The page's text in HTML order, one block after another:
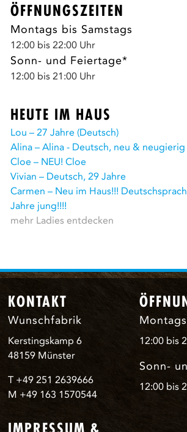
ÖFFNUNGSZEITEN
Montags bis Samstags
12:00 bis 22:00 Uhr
Sonn- und Feiertage*
12:00 bis 21:00 Uhr
HEUTE IM HAUS
Lou – 27 Jahre (Deutsch)
Alina – Alina - Deutsch, neu & neugierig
Cloe – NEU! Cloe
Vivian – Deutsch, 29 Jahre
Carmen – Neu im Haus!!!
Jahre jung!!!!
mehr Ladies entdecken
KONTAKT
Wunschfabrik
Kerstingskamp 6
48159 Münster
T +49 251 2639666
M +49 163 1570544
12:00 bis
Sonn-
12:00 bis